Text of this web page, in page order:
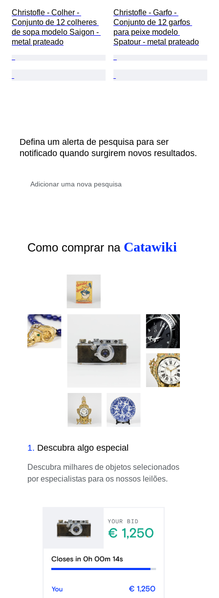
Christofle - Colher -
Conjunto de 12 colheres
de sopa modelo Saigon -
metal prateado
Christofle - Garfo -
Conjunto de 12 garfos
para peixe modelo
Spatour - metal prateado
Defina um alerta de pesquisa para ser
notificado quando surgirem novos resultados.
Como comprar na Catawiki
1. Descubra algo especial
Descubra milhares de objetos selecionados
por especialistas para os nossos leilões.